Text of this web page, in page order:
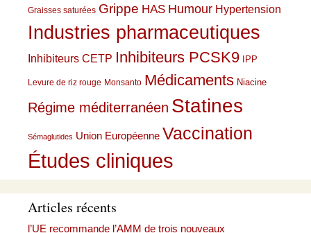
Graisses saturées Grippe HAS Humour Hypertension
Industries pharmaceutiques
Inhibiteurs CETP Inhibiteurs PCSK9 IPP
Levure de riz rouge Monsanto Médicaments Niacine
Régime méditerranéen Statines
Sémaglutides Union Européenne Vaccination
Études cliniques
Articles récents
l’UE recommande l’AMM de trois nouveaux